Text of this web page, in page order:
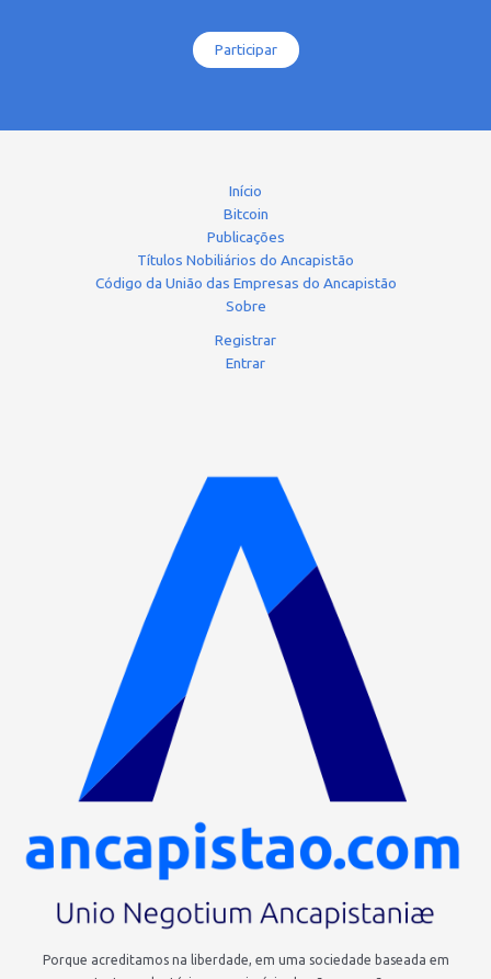
Participar
Início
Bitcoin
Publicações
Títulos Nobiliários do Ancapistão
Código da União das Empresas do Ancapistão
Sobre
Registrar
Entrar
Porque acreditamos na liberdade, em uma sociedade baseada em